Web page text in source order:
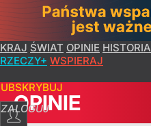
KRAJ ŚWIAT OPINIE HISTORIA
RZECZY+ WSPIERAJ
ZALOGUJ
OPINIE